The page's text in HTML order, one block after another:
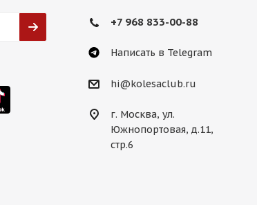
+7 968 833-00-88
Написать в Telegram
hi@kolesaclub.ru
г. Москва, ул.
Южнопортовая, д.11,
стр.6